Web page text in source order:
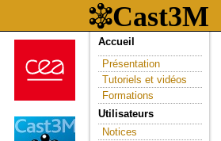
Accueil
Présentation
Tutoriels et vidéos
Formations
Utilisateurs
Notices